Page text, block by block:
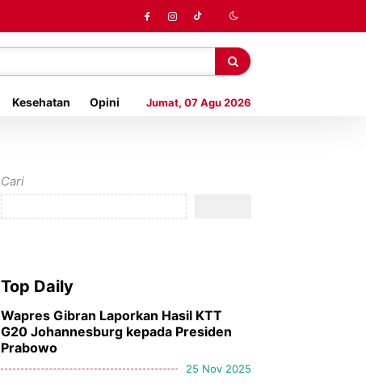
Kesehatan Opini Jumat, 07 Agu 2026
Cari
Top Daily
Wapres Gibran Laporkan Hasil KTT
G20 Johannesburg kepada Presiden
Prabowo
25 Nov 2025